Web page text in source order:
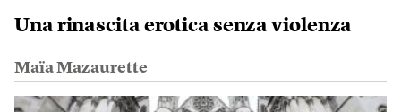
Una rinascita erotica senza violenza
Maïa Mazaurette